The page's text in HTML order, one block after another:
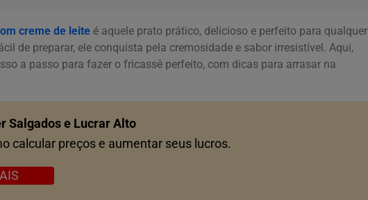
creme de leite é aquele prato prático, delicioso e perfeito para qualquer
de preparar, ele conquista pela cremosidade e sabor irresistível. Aqui,
a passo para fazer o fricassê perfeito, com dicas para arrasar na
Salgados e Lucrar Alto
calcular preços e aumentar seus lucros.